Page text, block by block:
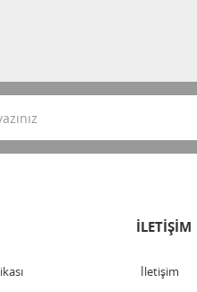
İLETİŞİM
İletişim